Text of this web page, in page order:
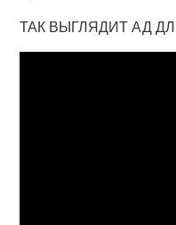
ТАК ВЫГЛЯДИТ АД